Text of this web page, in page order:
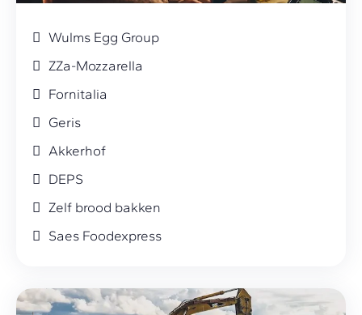
Wulms Egg Group
ZZa-Mozzarella
Fornitalia
Geris
Akkerhof
DEPS
Zelf brood bakken
Saes Foodexpress